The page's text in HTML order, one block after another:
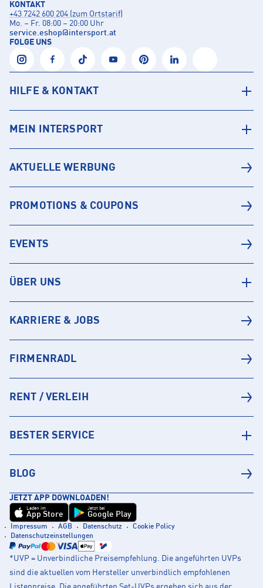
KONTAKT
+43 7242 600 204 (zum Ortstarif)
Mo. – Fr. 08:00 – 20:00 Uhr
service.eshop@intersport.at
FOLGE UNS
HILFE & KONTAKT
MEIN INTERSPORT
AKTUELLE WERBUNG
PROMOTIONS & COUPONS
EVENTS
ÜBER UNS
KARRIERE & JOBS
FIRMENRADL
RENT / VERLEIH
BESTER SERVICE
BLOG
JETZT APP DOWNLOADEN!
Laden im
App Store
Jetzt bei
Google Play
Impressum AGB Datenschutz
Cookie Policy
Datenschutzeinstellungen
*UVP = Unverbindliche Preisempfehlung. Die angeführten UVPs
sind die aktuellen vom Hersteller unverbindlich empfohlenen